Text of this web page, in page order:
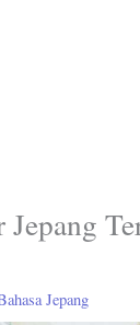
Jepang